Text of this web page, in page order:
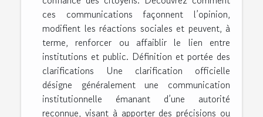
ces communications façonnent l’opinion,
modifient les réactions sociales et peuvent, à
terme, renforcer ou affaiblir le lien entre
institutions et public. Définition et portée des
clarifications Une clarification officielle
désigne généralement une communication
institutionnelle émanant d’une autorité
reconnue, visant à apporter des précisions ou